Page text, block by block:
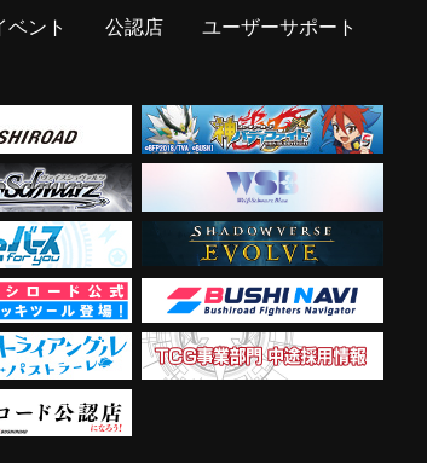
ベント 公認店 ユーザーサポート